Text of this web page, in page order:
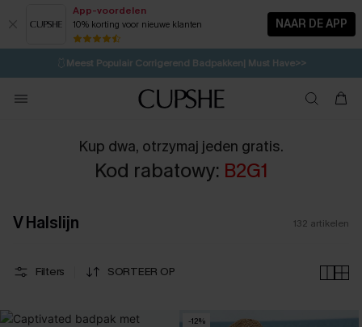
App-voordelen
10% korting voor nieuwe klanten NAAR DE APP
⚡️LAATSTE KANS | Tot 50% korting>>
🩱Meest Populair Corrigerend Badpakken| Must Have>>
💌Abonneer je & ontvang tot 15% korting>>
Koop 3, krijg 15% korting | CODE: SW15
Kup dwa, otrzymaj jeden gratis.
Kod rabatowy: B2G1
V Halslijn 132 artikelen
Filters SORTEER OP
-12%